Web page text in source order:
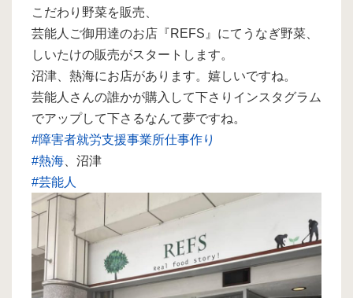
こだわり野菜を販売、
芸能人ご御用達のお店『REFS』にてうなぎ野菜、
しいたけの販売がスタートします。
沼津、熱海にお店があります。嬉しいですね。
芸能人さんの誰かが購入して下さりインスタグラム
でアップして下さるなんて夢ですね。
#障害者就労支援事業所仕事作り
#熱海 、沼津
#芸能人